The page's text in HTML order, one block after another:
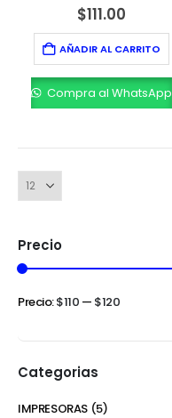
0out of 5
$111.00
AÑADIR AL CARRITO
Compra al WhatsApp
Precio
Precio:$110 — $120
Categorias
IMPRESORAS (5)